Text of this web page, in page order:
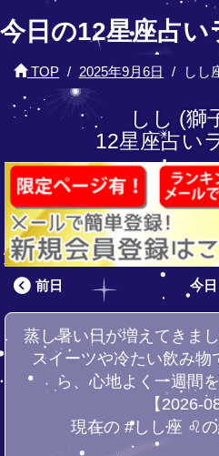
今日の12星座占い
TOP 2025年9月6日 しし
しし (獅
12星座占い
前日 今日
蒸し暑い日が増えてきま
スイーツや冷たい飲み物
ら、心地よく一週間
【2026-
現在の #しし座 ♌